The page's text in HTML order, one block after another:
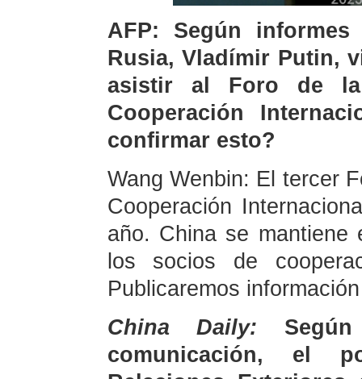
AFP: Según
Rusia, Vladímir Putin,
asistir al Foro de
Cooperación
confirmar esto?
Wang Wenbin: El tercer
Cooperación
año. China se mantiene
los socios de
Publicaremos
China Daily:
comunicación, el